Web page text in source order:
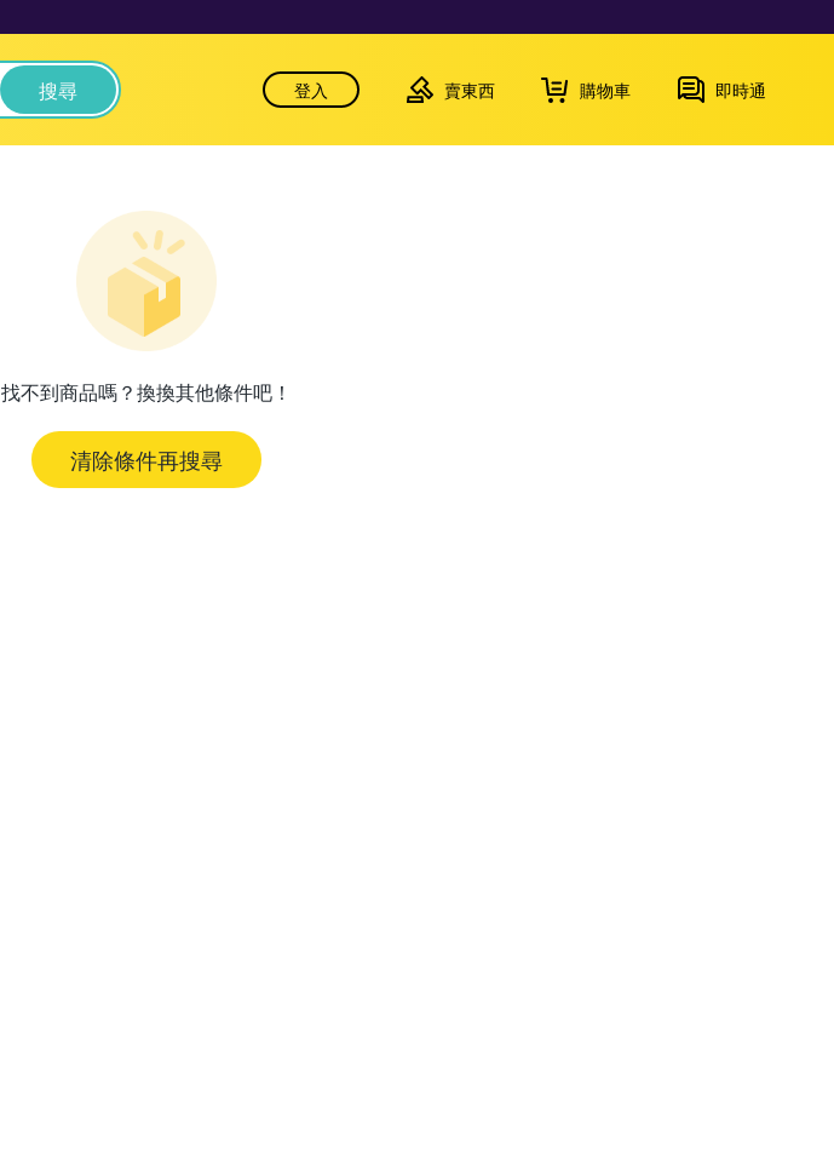
搜尋 登入 賣東西 購物車 即時通
找不到商品嗎？換換其他條件吧！
清除條件再搜尋